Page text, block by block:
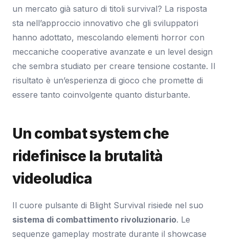
un mercato già saturo di titoli survival? La risposta
sta nell’approccio innovativo che gli sviluppatori
hanno adottato, mescolando elementi horror con
meccaniche cooperative avanzate e un level design
che sembra studiato per creare tensione costante. Il
risultato è un’esperienza di gioco che promette di
essere tanto coinvolgente quanto disturbante.
Un combat system che
ridefinisce la brutalità
videoludica
Il cuore pulsante di Blight Survival risiede nel suo
sistema di combattimento rivoluzionario. Le
sequenze gameplay mostrate durante il showcase